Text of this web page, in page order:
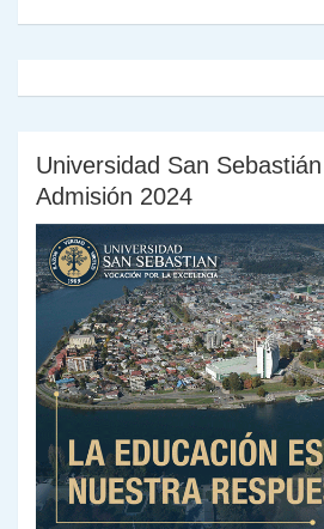
Universidad San Sebastián
Admisión 2024